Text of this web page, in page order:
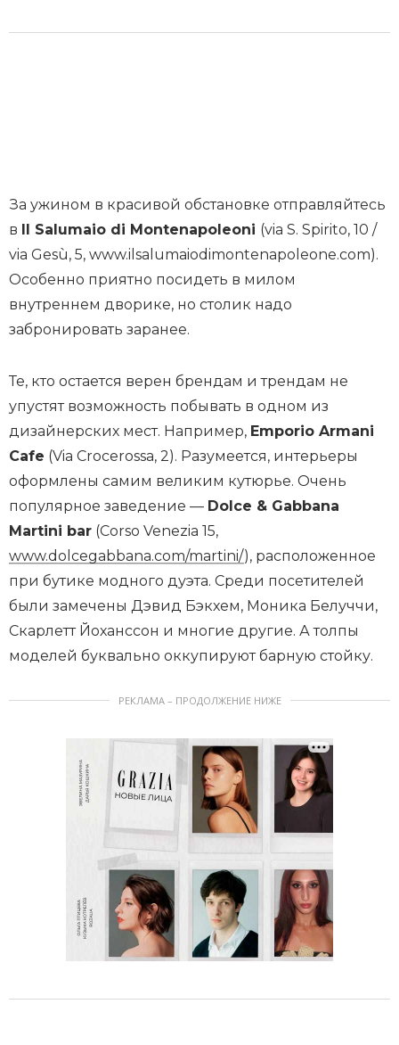
За ужином в красивой обстановке отправляйтесь
в Il Salumaio di Montenapoleoni (via S. Spirito, 10 /
via Gesù, 5, www.ilsalumaiodimontenapoleone.com).
Особенно приятно посидеть в милом
внутреннем дворике, но столик надо
забронировать заранее.
Те, кто остается верен брендам и трендам не
упустят возможность побывать в одном из
дизайнерских мест. Например, Emporio Armani
Cafe (Via Crocerossa, 2). Разумеется, интерьеры
оформлены самим великим кутюрье. Очень
популярное заведение — Dolce & Gabbana
Martini bar (Corso Venezia 15,
www.dolcegabbana.com/martini/), расположенное
при бутике модного дуэта. Среди посетителей
были замечены Дэвид Бэкхем, Моника Белуччи,
Скарлетт Йоханссон и многие другие. А толпы
моделей буквально оккупируют барную стойку.
РЕКЛАМА – ПРОДОЛЖЕНИЕ НИЖЕ